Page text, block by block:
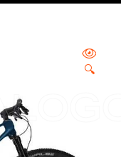
🔍